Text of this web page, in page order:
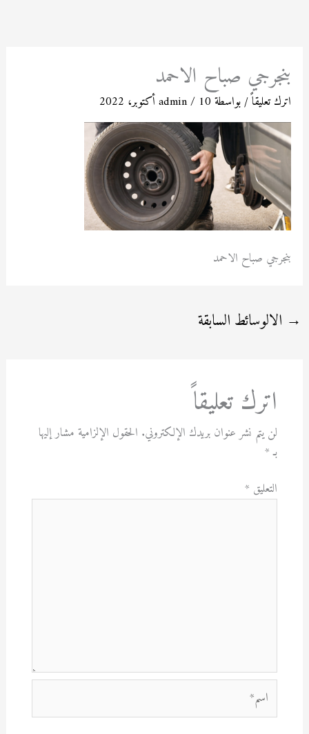
بنجرجي صباح الاحمد
اترك تعليقاً/ بواسطة admin/ 10 أكتوبر، 2022
بنجرجي صباح الاحمد
→ الالوسائط السابقة
اترك تعليقاً
لن يتم نشر عنوان بريدك الإلكتروني. الحقول الإلزامية مشار إليها
بـ*
التعليق *
اسم*